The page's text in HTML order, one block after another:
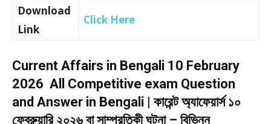
Download
Link
Click Here
Current Affairs in Bengali 10 February
2026 All Competitive exam Question
and Answer in Bengali | কারেন্ট অ্যাফেয়ার্স ১০
ফেব্রুয়ারি ২০২৬ বা সাম্প্রতিকী ঘটনা – বিভিন্ন